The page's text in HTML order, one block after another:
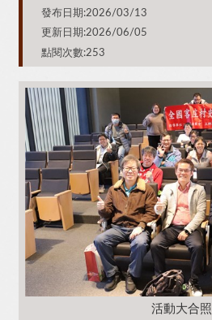
發布日期:2026/03/13
更新日期:2026/06/05
點閱次數:253
活動大合照